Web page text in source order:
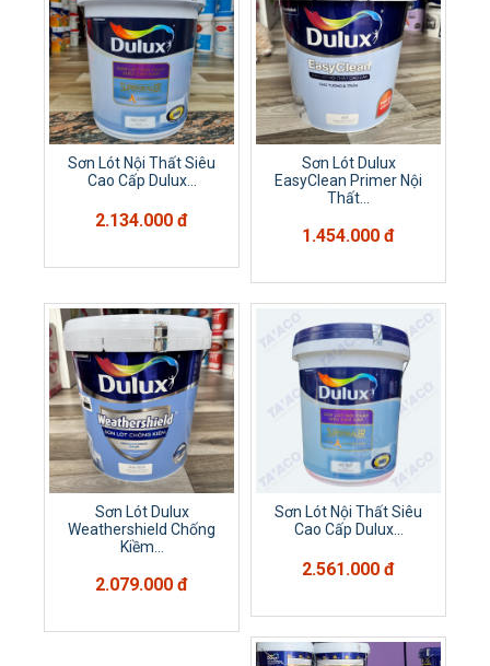
Sơn Lót Nội Thất Siêu
Cao Cấp Dulux...
2.134.000 đ
Sơn Lót Dulux
EasyClean Primer Nội
Thất...
1.454.000 đ
Sơn Lót Dulux
Weathershield Chống
Kiềm...
2.079.000 đ
Sơn Lót Nội Thất Siêu
Cao Cấp Dulux...
2.561.000 đ